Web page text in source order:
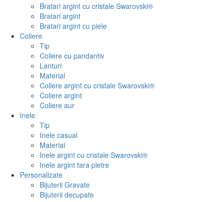
Bratari argint cu cristale Swarovski®
Bratari argint
Bratari argint cu piele
Coliere
Tip
Coliere cu pandantiv
Lanturi
Material
Coliere argint cu cristale Swarovski®
Coliere argint
Coliere aur
Inele
Tip
Inele casual
Material
Inele argint cu cristale Swarovski®
Inele argint fara pietre
Personalizate
Bijuterii Gravate
Bijuterii decupate